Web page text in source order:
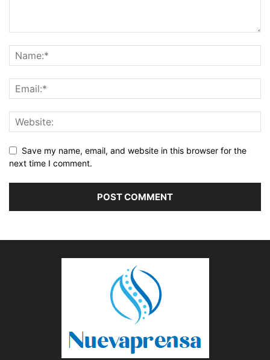
Save my name, email, and website in this browser for the
next time I comment.